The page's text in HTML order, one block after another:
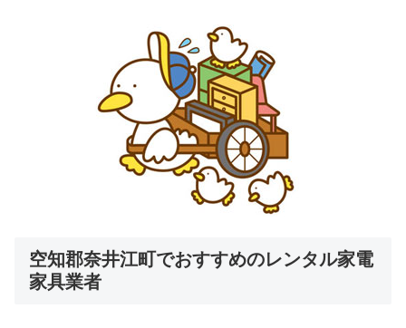
空知郡奈井江町でおすすめのレンタル家電
家具業者